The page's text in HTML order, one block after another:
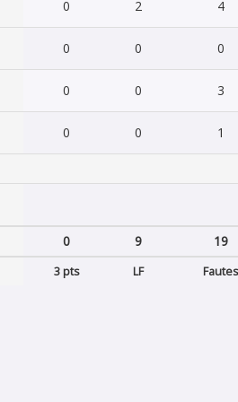
0 2 4
0 0 0
0 0 3
0 0 1
0 9 19
3 pts LF Fautes